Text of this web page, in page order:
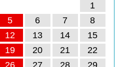
1
5 6 7
8
12 13 14
15
19 20 21
22